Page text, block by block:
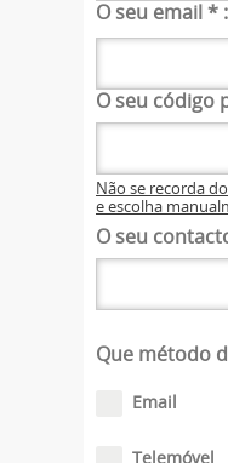
O seu email * :
O seu código
Não se recorda
e escolha
O seu
Que método
Email
Telemóvel